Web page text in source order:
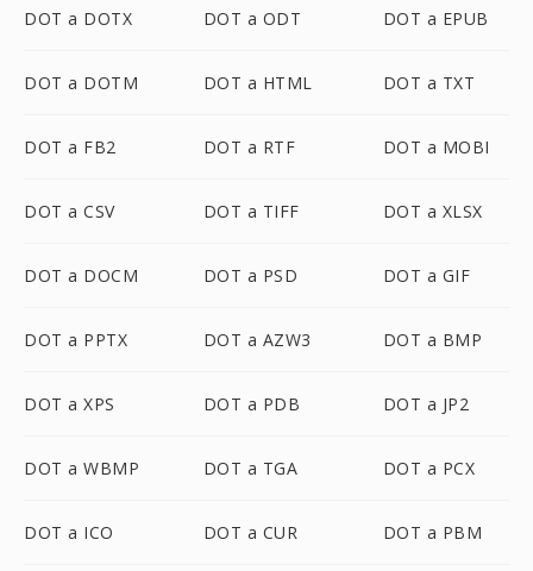
DOT a DOTX DOT a ODT DOT a EPUB
DOT a DOTM DOT a HTML DOT a TXT
DOT a FB2 DOT a RTF DOT a MOBI
DOT a CSV DOT a TIFF DOT a XLSX
DOT a DOCM DOT a PSD DOT a GIF
DOT a PPTX DOT a AZW3 DOT a BMP
DOT a XPS DOT a PDB DOT a JP2
DOT a WBMP DOT a TGA DOT a PCX
DOT a ICO DOT a CUR DOT a PBM